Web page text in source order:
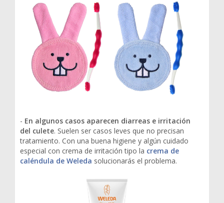
- En algunos casos aparecen diarreas e irritación
del culete. Suelen ser casos leves que no precisan
tratamiento. Con una buena higiene y algún cuidado
especial con crema de irritación tipo la crema de
caléndula de Weleda solucionarás el problema.